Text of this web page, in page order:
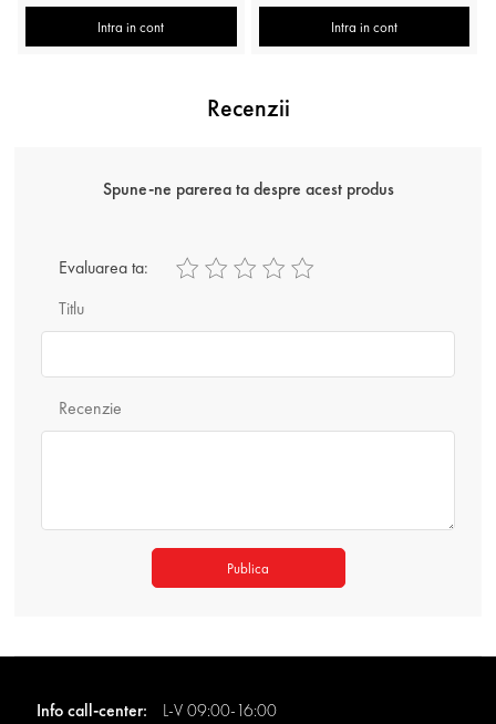
Intra in cont Intra in cont
Recenzii
Spune-ne parerea ta despre acest produs
Titlu
Evaluarea ta:
Recenzie
Publica
Info call-center:
L-V 09:00-16:00